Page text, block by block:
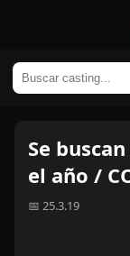
Se
el año /
📅 25.3.19